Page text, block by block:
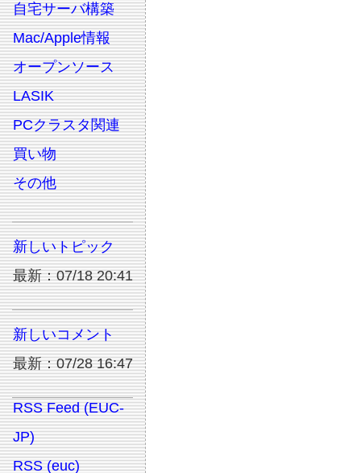
自宅サーバ構築
Mac/Apple情報
オープンソース
LASIK
PCクラスタ関連
買い物
その他
新しいトピック
最新：07/18 20:41
新しいコメント
最新：07/28 16:47
RSS Feed (EUC-
JP)
RSS (euc)